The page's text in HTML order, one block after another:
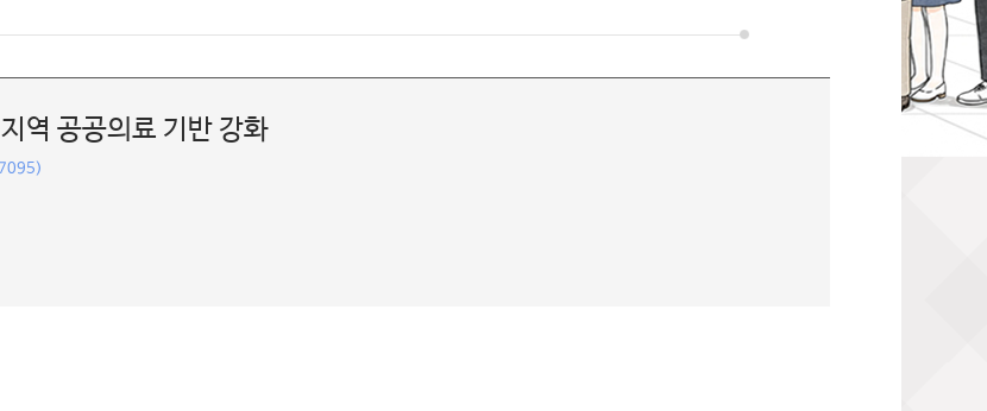
역 공공의료 기반 강화